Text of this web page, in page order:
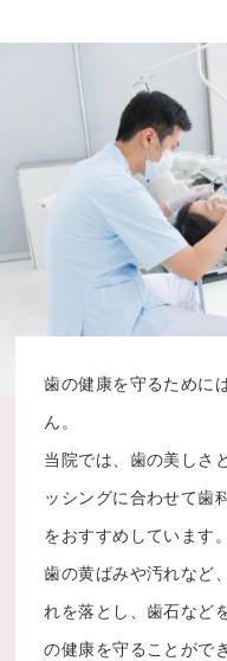
歯の健康を守るために
ん。
当院では、歯の美しさ
ッシングに合わせて歯
をおすすめしています。
歯の黄ばみや汚れなど
れを落とし、歯石など
の健康を守ることがで